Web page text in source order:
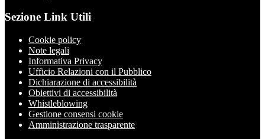
Sezione Link Utili
Cookie policy
Note legali
Informativa Privacy
Ufficio Relazioni con il Pubblico
Dichiarazione di accessibilità
Obiettivi di accessibilità
Whistleblowing
Gestione consensi cookie
Amministrazione trasparente